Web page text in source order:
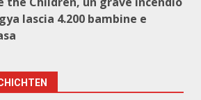
lascia 4.200 bambine e